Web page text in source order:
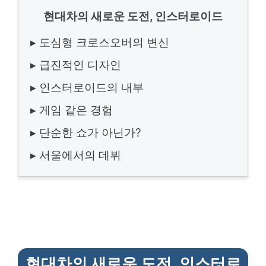
현대차의 새로운 도전, 인스터로이드
▸ 도심형 크로스오버의 변신
▸ 급진적인 디자인
▸ 인스터로이드의 내부
▸ 게임 같은 경험
▸ 단순한 쇼가 아닌가?
▸ 서울에서의 데뷔